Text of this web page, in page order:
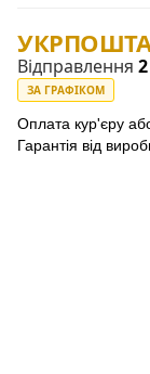
УКРПОШТА
Відправлення
ЗА ГРАФІКОМ
Оплата кур'єру
Гарантія від